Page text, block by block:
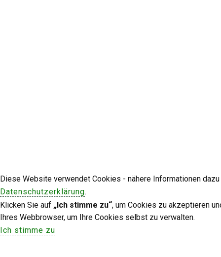
Diese Website verwendet Cookies - nähere Informationen
Datenschutzerklärung.
Klicken Sie auf „Ich stimme zu“, um Cookies zu akzeptieren
Ihres Webbrowser, um Ihre Cookies selbst zu verwalten.
Ich stimme zu